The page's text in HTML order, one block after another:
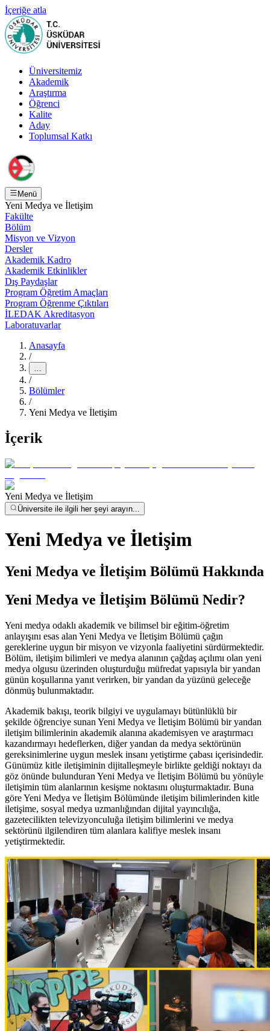
İçeriğe atla
Üniversitemiz
Akademik
Araştırma
Öğrenci
Kalite
Aday
Toplumsal Katkı
Menü
Yeni Medya ve İletişim
Fakülte
Bölüm
Misyon ve Vizyon
Dersler
Akademik Kadro
Akademik Etkinlikler
Dış Paydaşlar
Program Öğretim Amaçları
Program Öğrenme Çıktıları
İLEDAK Akreditasyon
Laboratuvarlar
Anasayfa
/
…
/
Bölümler
/
Yeni Medya ve İletişim
İçerik
Yeni Medya ve İletişim
Üniversite ile ilgili her şeyi arayın...
Yeni Medya ve İletişim
Yeni Medya ve İletişim Bölümü Hakkında
Yeni Medya ve İletişim Bölümü Nedir?
Yeni medya odaklı akademik ve bilimsel bir eğitim-öğretim
anlayışını esas alan Yeni Medya ve İletişim Bölümü çağın
gereklerine uygun bir misyon ve vizyonla faaliyetini sürdürmektedir.
Bölüm, iletişim bilimleri ve medya alanının çağdaş açılımı olan yeni
medya olgusu üzerinden oluşturduğu müfredat yapısıyla bir yandan
günün koşullarına yanıt verirken, bir yandan da yüzünü geleceğe
dönmüş bulunmaktadır.
Akademik bakışı, teorik bilgiyi ve uygulamayı bütünlüklü bir
şekilde öğrenciye sunan Yeni Medya ve İletişim Bölümü bir yandan
iletişim bilimlerinin akademik alanına akademisyen ve araştırmacı
kazandırmayı hedeflerken, diğer yandan da medya sektörünün
gereksinimlerine uygun meslek insanı yetiştirme çabası içerisindedir.
Günümüz kitle iletişiminin dijitalleşmeyle birlikte geldiği noktayı da
göz önünde bulunduran Yeni Medya ve İletişim Bölümü bu yönüyle
iletişimin tüm alanlarının kesişme noktasını oluşturmaktadır. Buna
göre Yeni Medya ve İletişim Bölümünde iletişim bilimlerinden kitle
iletişime, sosyal medya uzmanlığından dijital yayıncılığa,
gazetecilikten televizyonculuğa iletişim bilimlerini ve medya
sektörünü ilgilendiren tüm alanlara kalifiye meslek insanı
yetiştirmektedir.